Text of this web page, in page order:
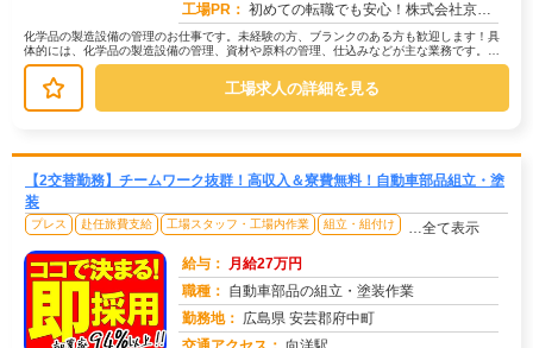
工場PR： 初めての転職でも安心！株式会社京栄センターで、新しい一歩を踏み出してみませんか？☆充実のサポート体制で、不安を解消...
化学品の製造設備の管理のお仕事です。未経験の方、ブランクのある方も歓迎します！具
体的には、化学品の製造設備の管理、資材や原料の管理、仕込みなどが主な業務です。難
しい作業はありませんのでご安心くだ...
工場求人の詳細を見る
【2交替勤務】チームワーク抜群！高収入＆寮費無料！自動車部品組立・塗
装
プレス 赴任旅費支給 工場スタッフ・工場内作業 組立・組付け …全て表示
給与： 月給27万円
職種： 自動車部品の組立・塗装作業
勤務地： 広島県 安芸郡府中町